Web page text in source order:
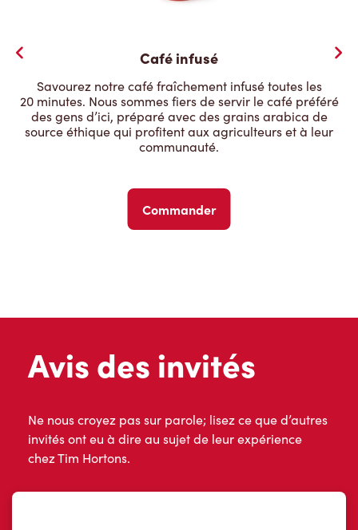
Café infusé
Savourez notre café fraîchement infusé toutes les
20 minutes. Nous sommes fiers de servir le café préféré
des gens d’ici, préparé avec des grains arabica de
source éthique qui profitent aux agriculteurs et à leur
communauté.
Commander
Avis des invités
Ne nous croyez pas sur parole; lisez ce que d’autres
invités ont eu à dire au sujet de leur expérience
chez Tim Hortons.